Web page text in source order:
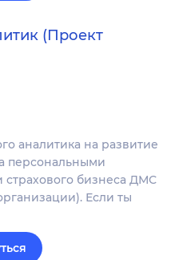
(Проект
аналитика на развитие
персональными
бизнеса ДМС
Если ты